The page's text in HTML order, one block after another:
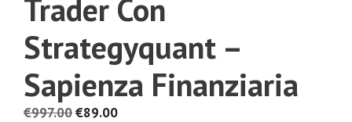
Trader Con
Strategyquant –
Sapienza Finanziaria
€997.00Il
€89.00Il